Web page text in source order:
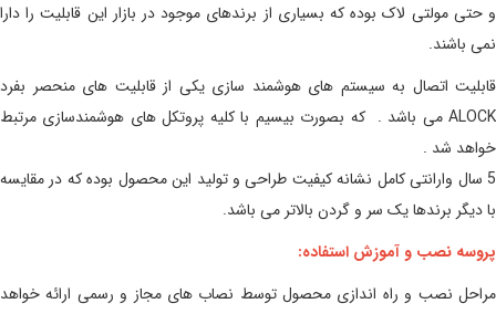
و حتی مولتی لاک بوده که بسیاری از برندهای موجود در بازار این قابلیت را دارا
نمی باشند.
قابلیت اتصال به سیستم های هوشمند سازی یکی از قابلیت های منحصر بفرد
ALOCK می باشد . که بصورت بیسیم با کلیه پروتکل های هوشمندسازی مرتبط
خواهد شد .
5 سال وارانتی کامل نشانه کیفیت طراحی و تولید این محصول بوده که در مقایسه
با دیگر برندها یک سر و گردن بالاتر می باشد.
پروسه نصب و آموزش استفاده:
مراحل نصب و راه اندازی محصول توسط نصاب های مجاز و رسمی ارائه خواهد